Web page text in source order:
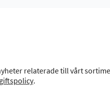
relaterade till vårt
.